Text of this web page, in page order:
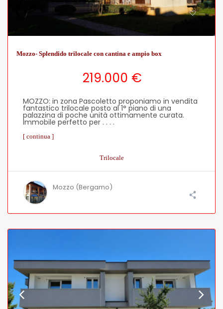
Mozzo- Splendido trilocale con cantina e ampio box
219.000 €
MOZZO: in zona Pascoletto proponiamo in vendita
fantastico trilocale posto al 1° piano di una
palazzina di poche unità ottimamente curata.
Immobile perfetto per . . . .
[ continua ]
Trilocale
Mozzo (Bergamo)